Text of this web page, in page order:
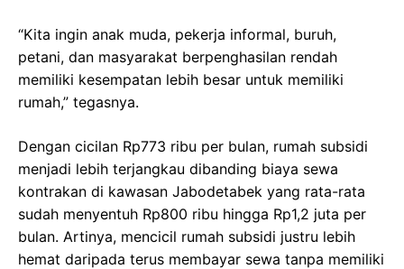
“Kita ingin anak muda, pekerja informal, buruh,
petani, dan masyarakat berpenghasilan rendah
memiliki kesempatan lebih besar untuk memiliki
rumah,” tegasnya.
Dengan cicilan Rp773 ribu per bulan, rumah subsidi
menjadi lebih terjangkau dibanding biaya sewa
kontrakan di kawasan Jabodetabek yang rata-rata
sudah menyentuh Rp800 ribu hingga Rp1,2 juta per
bulan. Artinya, mencicil rumah subsidi justru lebih
hemat daripada terus membayar sewa tanpa memiliki